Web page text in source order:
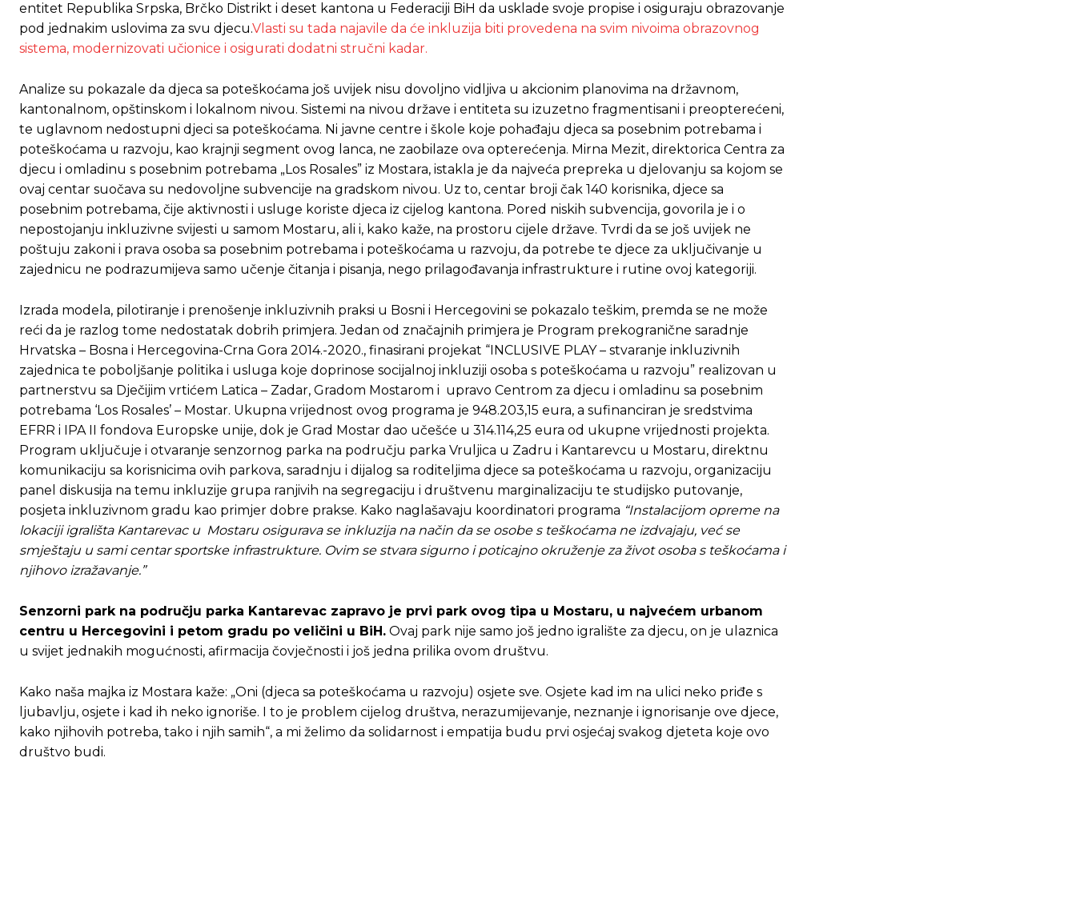
entitet Republika Srpska, Brčko Distrikt i deset kantona u Federaciji BiH da usklade svoje propise i osiguraju obrazovanje
pod jednakim uslovima za svu djecu.Vlasti su tada najavile da će inkluzija biti provedena na svim nivoima obrazovnog
sistema, modernizovati učionice i osigurati dodatni stručni kadar.
Analize su pokazale da djeca sa poteškoćama još uvijek nisu dovoljno vidljiva u akcionim planovima na državnom,
kantonalnom, opštinskom i lokalnom nivou. Sistemi na nivou države i entiteta su izuzetno fragmentisani i preopterećeni,
te uglavnom nedostupni djeci sa poteškoćama. Ni javne centre i škole koje pohađaju djeca sa posebnim potrebama i
poteškoćama u razvoju, kao krajnji segment ovog lanca, ne zaobilaze ova opterećenja. Mirna Mezit, direktorica Centra za
djecu i omladinu s posebnim potrebama „Los Rosales” iz Mostara, istakla je da najveća prepreka u djelovanju sa kojom se
ovaj centar suočava su nedovoljne subvencije na gradskom nivou. Uz to, centar broji čak 140 korisnika, djece sa
posebnim potrebama, čije aktivnosti i usluge koriste djeca iz cijelog kantona. Pored niskih subvencija, govorila je i o
nepostojanju inkluzivne svijesti u samom Mostaru, ali i, kako kaže, na prostoru cijele države. Tvrdi da se još uvijek ne
poštuju zakoni i prava osoba sa posebnim potrebama i poteškoćama u razvoju, da potrebe te djece za uključivanje u
zajednicu ne podrazumijeva samo učenje čitanja i pisanja, nego prilagođavanja infrastrukture i rutine ovoj kategoriji.
Izrada modela, pilotiranje i prenošenje inkluzivnih praksi u Bosni i Hercegovini se pokazalo teškim, premda se ne može
reći da je razlog tome nedostatak dobrih primjera. Jedan od značajnih primjera je Program prekogranične saradnje
Hrvatska – Bosna i Hercegovina-Crna Gora 2014.-2020., finasirani projekat “INCLUSIVE PLAY – stvaranje inkluzivnih
zajednica te poboljšanje politika i usluga koje doprinose socijalnoj inkluziji osoba s poteškoćama u razvoju” realizovan u
partnerstvu sa Dječijim vrtićem Latica – Zadar, Gradom Mostarom i upravo Centrom za djecu i omladinu sa posebnim
potrebama ‘Los Rosales’ – Mostar. Ukupna vrijednost ovog programa je 948.203,15 eura, a sufinanciran je sredstvima
EFRR i IPA II fondova Europske unije, dok je Grad Mostar dao učešće u 314.114,25 eura od ukupne vrijednosti projekta.
Program uključuje i otvaranje senzornog parka na području parka Vruljica u Zadru i Kantarevcu u Mostaru, direktnu
komunikaciju sa korisnicima ovih parkova, saradnju i dijalog sa roditeljima djece sa poteškoćama u razvoju, organizaciju
panel diskusija na temu inkluzije grupa ranjivih na segregaciju i društvenu marginalizaciju te studijsko putovanje,
posjeta inkluzivnom gradu kao primjer dobre prakse. Kako naglašavaju koordinatori programa “Instalacijom opreme na
lokaciji igrališta Kantarevac u Mostaru osigurava se inkluzija na način da se osobe s teškoćama ne izdvajaju, već se
smještaju u sami centar sportske infrastrukture. Ovim se stvara sigurno i poticajno okruženje za život osoba s teškoćama i
njihovo izražavanje.”
Senzorni park na području parka Kantarevac zapravo je prvi park ovog tipa u Mostaru, u najvećem urbanom
centru u Hercegovini i petom gradu po veličini u BiH. Ovaj park nije samo još jedno igralište za djecu, on je ulaznica
u svijet jednakih mogućnosti, afirmacija čovječnosti i još jedna prilika ovom društvu.
Kako naša majka iz Mostara kaže: „Oni (djeca sa poteškoćama u razvoju) osjete sve. Osjete kad im na ulici neko priđe s
ljubavlju, osjete i kad ih neko ignoriše. I to je problem cijelog društva, nerazumijevanje, neznanje i ignorisanje ove djece,
kako njihovih potreba, tako i njih samih“, a mi želimo da solidarnost i empatija budu prvi osjećaj svakog djeteta koje ovo
društvo budi.